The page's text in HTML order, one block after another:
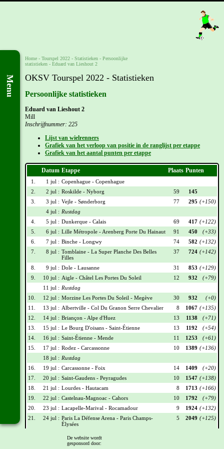
Menu
Home - Tourspel 2022 - Statistieken - Persoonlijke
statistieken - Eduard van Lieshout 2
OKSV Tourspel 2022 - Statistieken
Persoonlijke statistieken
Eduard van Lieshout 2
Mill
Inschrijfnummer: 225
Lijst van wielrenners
Grafiek van het verloop van positie in de ranglijst per etappe
Grafiek van het aantal punten per etappe
Datum Etappe Plaats Punten
1. 1 jul : Copenhague - Copenhague
2.
2 jul : Roskilde - Nyborg 59
145
3.
3 jul : Vejle - Sønderborg 77 295 (+150)
4 jul : Rustdag
4.
5 jul : Dunkerque - Calais 69 417 (+122)
5.
6 jul : Lille Métropole - Arenberg Porte Du Hainaut 91 450
(+33)
6.
7 jul : Binche - Longwy 74 582 (+132)
7.
8 jul : Tomblaine - La Super Planche Des Belles
Filles
37 724 (+142)
8. 9 jul : Dole - Lausanne 31 853 (+129)
9.
10 jul : Aigle - Châtel Les Portes Du Soleil 12 932
(+79)
11 jul : Rustdag
10.
12 jul : Morzine Les Portes Du Soleil - Megève 30 932
(+0)
11.
13 jul : Albertville - Col Du Granon Serre Chevalier 8 1067 (+135)
12.
14 jul : Briançon - Alpe d'Huez 13 1138
(+71)
13.
15 jul : Le Bourg D'oisans - Saint-Étienne 13 1192
(+54)
14.
16 jul : Saint-Étienne - Mende 11 1253
(+61)
15.
17 jul : Rodez - Carcassonne 10 1389 (+136)
18 jul : Rustdag
16.
19 jul : Carcassonne - Foix 14 1409
(+20)
17.
20 jul : Saint-Gaudens - Peyragudes 10 1547 (+138)
18.
21 jul : Lourdes - Hautacam 8 1713 (+166)
19.
22 jul : Castelnau-Magnoac - Cahors 10 1792
(+79)
20.
23 jul : Lacapelle-Marival - Rocamadour 9 1924 (+132)
21.
24 jul : Paris La Défense Arena - Paris Champs-
Élysées
5 2049 (+125)
Wielrennerslijst
De website wordt
gesponsord door: